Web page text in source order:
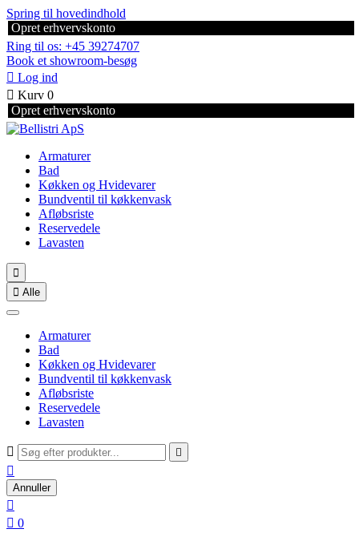
Spring til hovedindhold
Opret erhvervskonto
Ring til os: +45 39274707
Book et showroom-besøg
 Log ind
 Kurv 0
Opret erhvervskonto
Armaturer
Bad
Køkken og Hvidevarer
Bundventil til køkkenvask
Afløbsriste
Reservedele
Lavasten

 Alle
Armaturer
Bad
Køkken og Hvidevarer
Bundventil til køkkenvask
Afløbsriste
Reservedele
Lavasten
 

Annuller

 0